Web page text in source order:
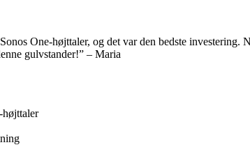
One-højttaler, og det var den bedste
gulvstander!” – Maria
højttaler